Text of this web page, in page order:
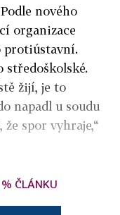
nového
organizace
protiústavní.
středoškolské.
žijí, je to
napadl u soudu
spor vyhraje,“
ČLÁNKU